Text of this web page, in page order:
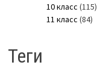
10 класс (115)
11 класс (84)
Теги